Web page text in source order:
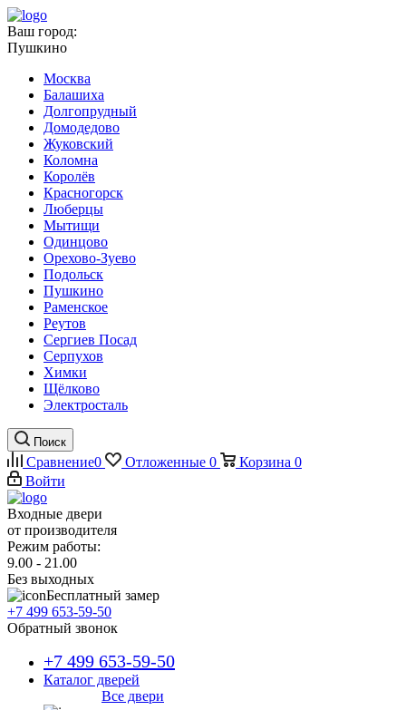
Ваш город:
Пушкино
Москва
Балашиха
Долгопрудный
Домодедово
Жуковский
Коломна
Королёв
Красногорск
Люберцы
Мытищи
Одинцово
Орехово-Зуево
Подольск
Пушкино
Раменское
Реутов
Сергиев Посад
Серпухов
Химки
Щёлково
Электросталь
Поиск
Сравнение0 Отложенные 0 Корзина 0
Войти
Входные двери
от производителя
Режим работы:
9.00 - 21.00
Без выходных
Бесплатный замер
+7 499 653-59-50
Обратный звонок
+7 499 653-59-50
Каталог дверей
Все двери